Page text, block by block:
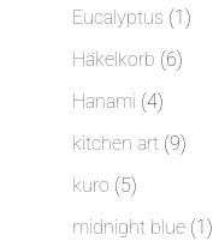
Produkte
Eucalyptus 1 1
Häkelkorb 66
Hanami 44
kitchen art 99
kuro 55
Produkte
midnight blue 1 1